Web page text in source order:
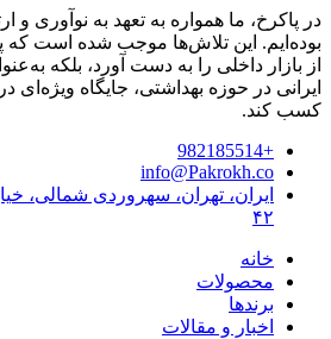
در پاکرخ، ما همواره به تعهد به نوآوری و
بوده‌ایم. این تلاش‌ها موجب شده است که
از بازار داخلی را به دست آورد، بلکه
ایرانی در حوزه بهداشتی، جایگاه ویژه‌ای
کسب کند.
+982185514
info@Pakrokh.co
ایران، تهران، سهروردی شمالی،
۴۲
خانه
محصولات
برندها
اخبار و مقالات